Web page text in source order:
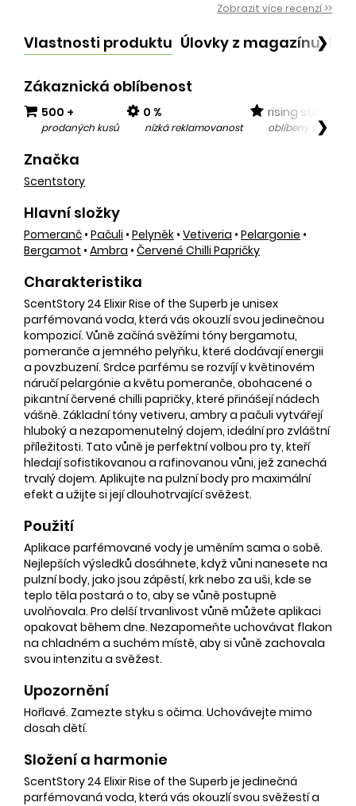
Zobrazit více recenzí >>
Vlastnosti produktu Úlovky z magazínu❯
Zákaznická oblíbenost
500 +
prodaných kusů
0 %
nízká reklamovanost
rising star
oblíbený v❯
Značka
Scentstory
Hlavní složky
Pomeranč • Pačuli • Pelyněk • Vetiveria • Pelargonie •
Bergamot • Ambra • Červené Chilli Papričky
Charakteristika
ScentStory 24 Elixir Rise of the Superb je unisex
parfémovaná voda, která vás okouzlí svou jedinečnou
kompozicí. Vůně začíná svěžími tóny bergamotu,
pomeranče a jemného pelyňku, které dodávají energii
a povzbuzení. Srdce parfému se rozvíjí v květinovém
náručí pelargónie a květu pomeranče, obohacené o
pikantní červené chilli papričky, které přinášejí nádech
vášně. Základní tóny vetiveru, ambry a pačuli vytvářejí
hluboký a nezapomenutelný dojem, ideální pro zvláštní
příležitosti. Tato vůně je perfektní volbou pro ty, kteří
hledají sofistikovanou a rafinovanou vůni, jež zanechá
trvalý dojem. Aplikujte na pulzní body pro maximální
efekt a užijte si její dlouhotrvající svěžest.
Použití
Aplikace parfémované vody je uměním sama o sobě.
Nejlepších výsledků dosáhnete, když vůni nanesete na
pulzní body, jako jsou zápěstí, krk nebo za uši, kde se
teplo těla postará o to, aby se vůně postupně
uvolňovala. Pro delší trvanlivost vůně můžete aplikaci
opakovat během dne. Nezapomeňte uchovávat flakon
na chladném a suchém místě, aby si vůně zachovala
svou intenzitu a svěžest.
Upozornění
Hořlavé. Zamezte styku s očima. Uchovávejte mimo
dosah dětí.
Složení a harmonie
ScentStory 24 Elixir Rise of the Superb je jedinečná
parfémovaná voda, která vás okouzlí svou svěžestí a